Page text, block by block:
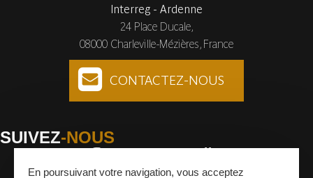
Interreg - Ardenne
24 Place Ducale,
08000 Charleville-Mézières, France
CONTACTEZ-NOUS
SUIVEZ-NOUS
En poursuivant votre navigation, vous acceptez